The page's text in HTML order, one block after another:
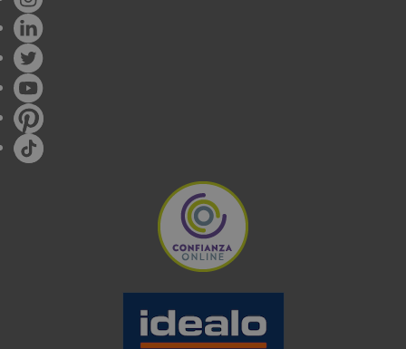
QUÉ MARCA ES LA MEJOR EN
Al tener tantísimas opciones en el mundo online, una